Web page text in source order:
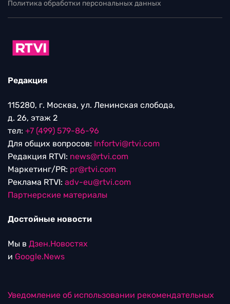
Политика обработки персональных данных
Редакция
115280, г. Москва, ул. Ленинская слобода,
д. 26, этаж 2
тел: +7 (499) 579-86-96
Для общих вопросов: Infortvi@rtvi.com
Редакция RTVI: news@rtvi.com
Маркетинг/PR: pr@rtvi.com
Реклама RTVI: adv-eu@rtvi.com
Партнерские материалы
Достойные новости
Мы в Дзен.Новостях
и Google.News
Уведомление об использовании рекомендательных